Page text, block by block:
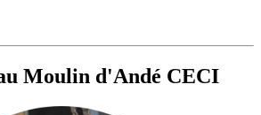
Moulin d'Andé CECI